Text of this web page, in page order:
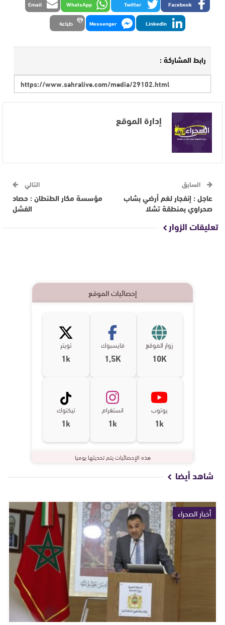
Facebook
Twitter
WhatsApp
Email
LinkedIn
Messenger طباعة
رابط المشاركة :
إدارة الموقع
السابق
عاجل : إنفجار لغم أرضي بشاب
صحراوي بمنطقة تشلا
التالي
مؤسسة مكار الطنطان : حصاد
الفشل
تعليقات الزوار
إحصائيات الموقع
زوار الموقع
10K
فايسبوك
1,5K
تويتر
1k
يوتوب
1k
انستغرام
1k
تيكتوك
1k
هذه الإحصائيات يتم تحديثها يوميا
شاهد أيضا
أخبار الصحراء